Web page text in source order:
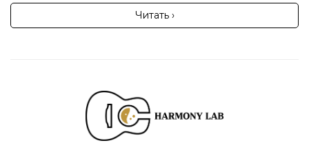
Читать ›